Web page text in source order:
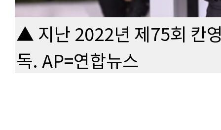
▲ 지난 2022년 제75회 칸
독. AP=연합뉴스